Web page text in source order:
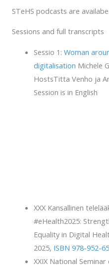
STeHS podcasts are
Sessions and full transcripts
Sessio 1: Woman
digitalisation Michele
HostsTitta Venho ja
Session is in English
XXX Kansallinen
#eHealth2025:
Equality in Digital
2025, ISBN 978-952-
XXIX National